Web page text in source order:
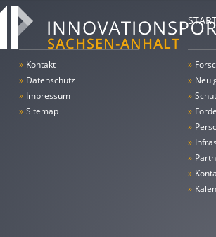
» Kontakt
» Datenschutz
» Impressum
» Sitemap
»
»
»
»
»
»
»
»
»